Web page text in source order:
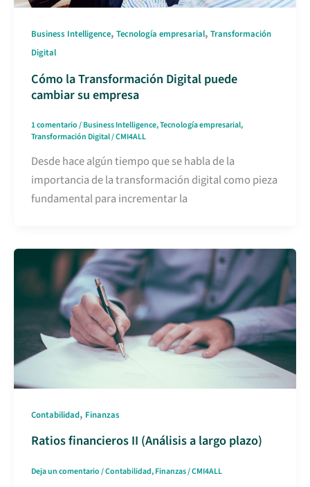
Business Intelligence, Tecnología empresarial, Transformación
Digital
Cómo la Transformación Digital puede
cambiar su empresa
1 comentario/Business Intelligence,Tecnología empresarial,
Transformación Digital/CMI4ALL
Desde hace algún tiempo que se habla de la
importancia de la transformación digital como pieza
fundamental para incrementar la
Contabilidad, Finanzas
Ratios financieros II (Análisis a largo plazo)
Deja un comentario/Contabilidad,Finanzas/CMI4ALL